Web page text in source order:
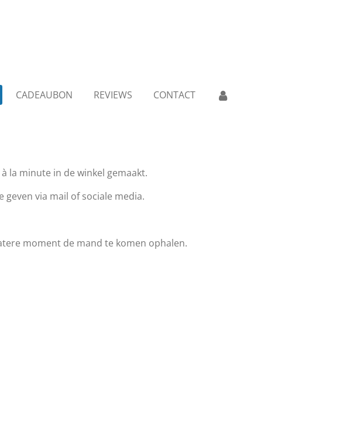
CADEAUBON REVIEWS CONTACT
la minute in de winkel gemaakt.
via mail of sociale media.
moment de mand te komen ophalen.